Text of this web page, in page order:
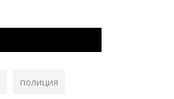
полиция